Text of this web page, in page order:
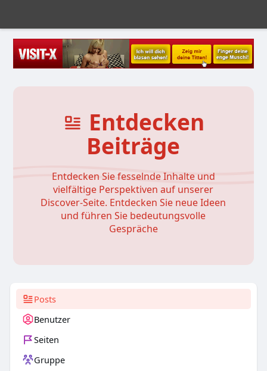
Entdecken
Beiträge
Entdecken Sie fesselnde Inhalte und
vielfältige Perspektiven auf unserer
Discover-Seite. Entdecken Sie neue Ideen
und führen Sie bedeutungsvolle
Gespräche
Posts
Benutzer
Seiten
Gruppe